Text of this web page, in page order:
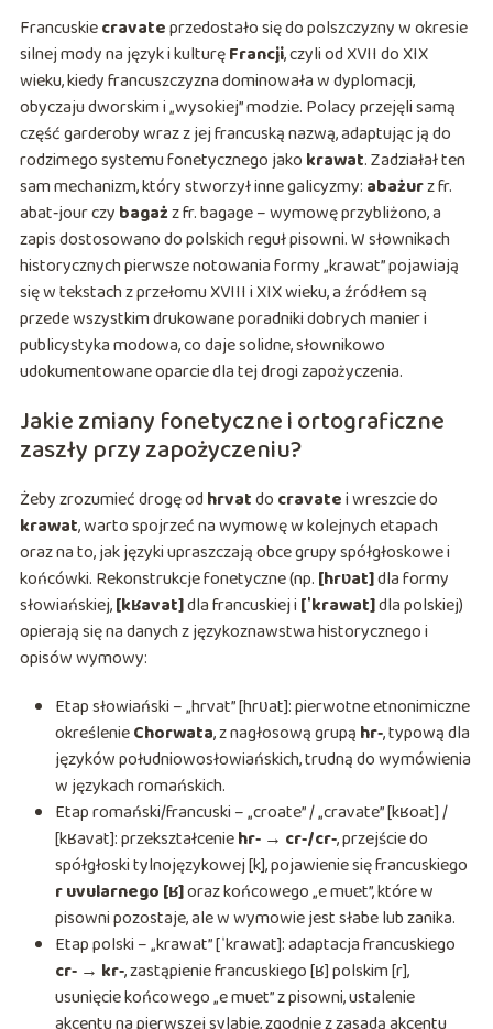
Francuskiecravateprzedostało się do polszczyzny w okresie
silnej mody na język i kulturęFrancji, czyli od XVII do XIX
wieku, kiedy francuszczyzna dominowała w dyplomacji,
obyczaju dworskim i „wysokiej” modzie. Polacy przejęli samą
część garderoby wraz z jej francuską nazwą, adaptując ją do
rodzimego systemu fonetycznego jako krawat. Zadziałał ten
sam mechanizm, który stworzył inne galicyzmy: abażurz fr.
abat‑jour czy bagażz fr. bagage – wymowę przybliżono, a
zapis dostosowano do polskich reguł pisowni. W słownikach
historycznych pierwsze notowania formy „krawat” pojawiają
się w tekstach z przełomu XVIII i XIX wieku, a źródłem są
przede wszystkim drukowane poradniki dobrych manier i
publicystyka modowa, co daje solidne, słownikowo
udokumentowane oparcie dla tej drogi zapożyczenia.
Jakie zmiany fonetyczne i ortograficzne
zaszły przy zapożyczeniu?
Żeby zrozumieć drogę od hrvatdo cravatei wreszcie do
krawat, warto spojrzeć na wymowę w kolejnych etapach
oraz na to, jak języki upraszczają obce grupy spółgłoskowe i
końcówki. Rekonstrukcje fonetyczne (np. [hrʋat]dla formy
słowiańskiej,[kʁavat]dla francuskiej i [ˈkrawat]dla polskiej)
opierają się na danych z językoznawstwa historycznego i
opisów wymowy:
Etap słowiański – „hrvat” [hrʋat]: pierwotne etnonimiczne
określenieChorwata, z nagłosową grupą hr‑, typową dla
języków południowosłowiańskich, trudną do wymówienia
w językach romańskich.
Etap romański/francuski – „croate” / „cravate” [kʁoat] /
[kʁavat]: przekształceniehr‑ → cr‑/cr‑, przejście do
spółgłoski tylnojęzykowej [k], pojawienie się francuskiego
r uvularnego [ʁ]oraz końcowego „e muet”, które w
pisowni pozostaje, ale w wymowie jest słabe lub zanika.
Etap polski – „krawat” [ˈkrawat]: adaptacja francuskiego
cr‑ → kr‑, zastąpienie francuskiego [ʁ] polskim [r],
usunięcie końcowego „e muet” z pisowni, ustalenie